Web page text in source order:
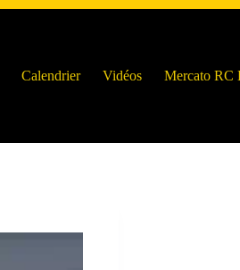
Calendrier Vidéos Mercato RC